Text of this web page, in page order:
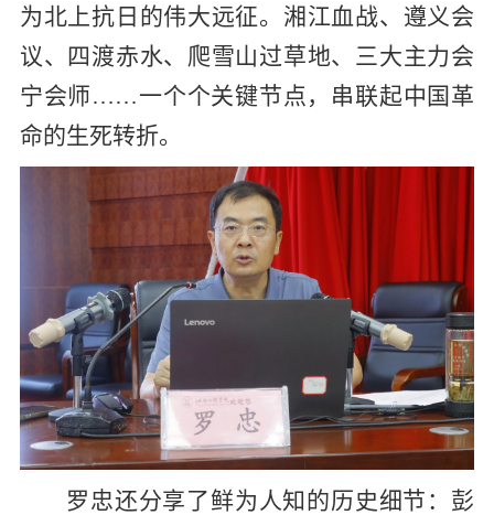
为北上抗日的伟大远征。湘江血战、遵义会
议、四渡赤水、爬雪山过草地、三大主力会
宁会师……一个个关键节点，串联起中国革
命的生死转折。
罗忠还分享了鲜为人知的历史细节：彭